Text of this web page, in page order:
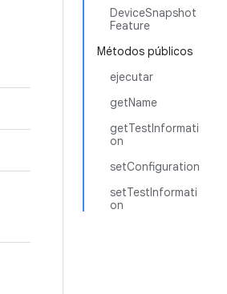
DeviceSnapshot
Feature
Métodos públicos
ejecutar
getName
getTestInformati
on
setConfiguration
setTestInformati
on